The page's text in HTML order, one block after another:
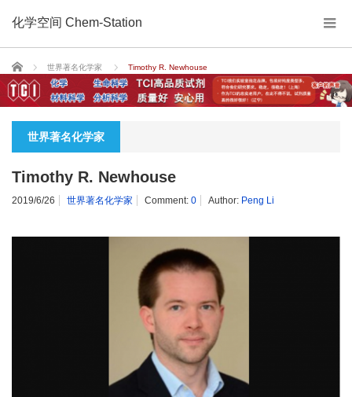
化学空间 Chem-Station
Home 世界著名化学家 Timothy R. Newhouse
世界著名化学家
Timothy R. Newhouse
2019/6/26 世界著名化学家 Comment: 0 Author: Peng Li